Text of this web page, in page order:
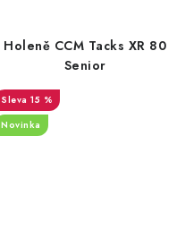
Holeně CCM Tacks XR 80
Senior
15 %
Novinka